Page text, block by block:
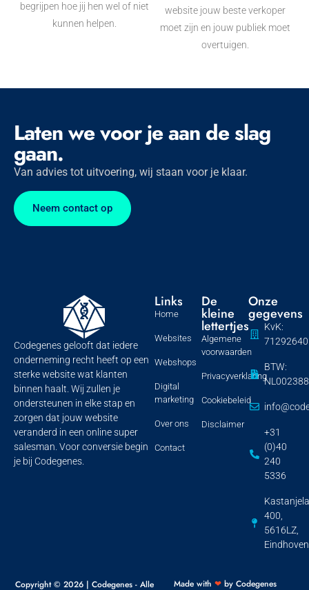
begrijpen hoe jij hen wel of niet
kunnen helpen.
website jouw beste verkoper
moet zijn en jouw publiek moet
overtuigen.
Laten we voor je aan de slag
gaan.
Van advies tot uitvoering, wij staan voor je klaar.
Neem contact op
Codegenes gelooft dat iedere
onderneming recht heeft op een
sterke website wat klanten
binnen haalt. Wij zullen je
ondersteunen in elke stap en
zorgen dat jouw website
veranderd in een online super
salesman. Voor conversie begin
je bij Codegenes.
Links
Home
Websites
Webshops
Digital
marketing
Over ons
Contact
De
kleine
lettertjes
Algemene
voorwaarden
Privacyverklaring
Cookiebeleid
Disclaimer
Onze
gegevens
KvK:
71292640
BTW:
+31
(0)40
240
5336
400,
5616LZ,
Eindhoven
Copyright © 2026 | Codegenes - Alle
Made with ❤by Codegenes